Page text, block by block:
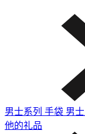
男士系列 手袋 男
他的礼品